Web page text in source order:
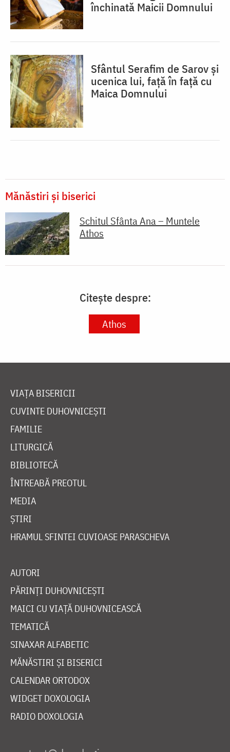
închinată Maicii Domnului
Sfântul Serafim de Sarov și
ucenica lui, față în față cu
Maica Domnului
Mănăstiri și biserici
Schitul Sfânta Ana – Muntele
Athos
Citește despre:
Athos
VIAȚA BISERICII
CUVINTE DUHOVNICEȘTI
FAMILIE
LITURGICĂ
BIBLIOTECĂ
ÎNTREABĂ PREOTUL
MEDIA
ȘTIRI
HRAMUL SFINTEI CUVIOASE PARASCHEVA
AUTORI
PĂRINȚI DUHOVNICEȘTI
MAICI CU VIAȚĂ DUHOVNICEASCĂ
TEMATICĂ
SINAXAR ALFABETIC
MĂNĂSTIRI ȘI BISERICI
CALENDAR ORTODOX
WIDGET DOXOLOGIA
RADIO DOXOLOGIA